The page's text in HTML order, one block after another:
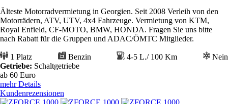
Älteste Motorradvermietung in Georgien. Seit 2008 Verleih von den
Motorrädern, ATV, UTV, 4x4 Fahrzeuge. Vermietung von KTM,
Royal Enfield, CF-MOTO, BMW, HONDA. Fragen Sie uns bitte
nach Rabatt für die Gruppen und ADAC/ÖMTC Mitglieder.
1 Platz Benzin 4-5 L./ 100 Km
Nein
Getriebe: Schaltgetriebe
ab 60 Euro
mehr Details
Kundenrezensionen